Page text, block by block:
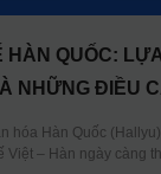
HÀN QUỐC:
NHỮNG ĐIỀU
hóa Hàn Quốc
Việt – Hàn ngày càng